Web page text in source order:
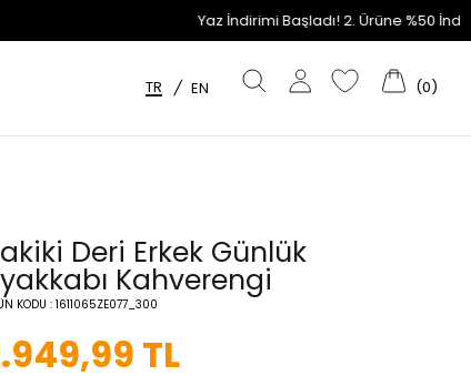
Yaz İndirimi Başladı! 2. Ürüne %50 İndirim Fırsatını
TR / EN (0)
Deri Erkek Günlük
Kahverengi
KODU : 1611065ZE077_300
TL